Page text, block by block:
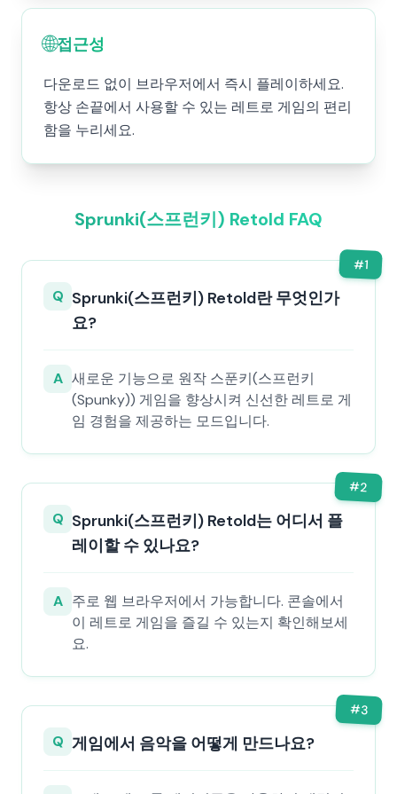
🌐접근성
다운로드 없이 브라우저에서 즉시 플레이하세요.
항상 손끝에서 사용할 수 있는 레트로 게임의 편리
함을 누리세요.
Sprunki(스프런키) Retold FAQ
#1
Q Sprunki(스프런키) Retold란 무엇인가
요?
A 새로운 기능으로 원작 스푼키(스프런키
(Spunky)) 게임을 향상시켜 신선한 레트로 게
임 경험을 제공하는 모드입니다.
#2
Q Sprunki(스프런키) Retold는 어디서 플
레이할 수 있나요?
A 주로 웹 브라우저에서 가능합니다. 콘솔에서
이 레트로 게임을 즐길 수 있는지 확인해보세
요.
#3
Q 게임에서 음악을 어떻게 만드나요?